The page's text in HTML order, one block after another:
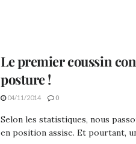
Le premier coussin
posture !
04/11/2014 0
Selon les statistiques, nous
en position assise. Et pourtant,